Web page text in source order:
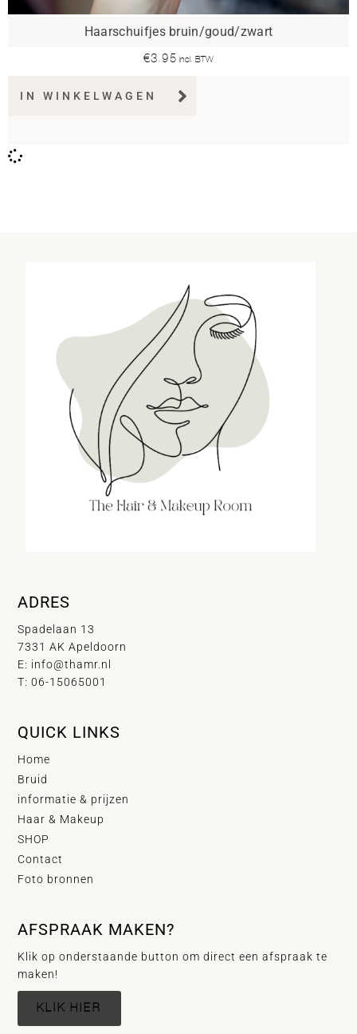
Haarschuifjes bruin/goud/zwart
€3.95 incl. BTW
IN WINKELWAGEN
ADRES
Spadelaan 13
7331 AK Apeldoorn
E: info@thamr.nl
T: 06-15065001
QUICK LINKS
Home
Bruid
informatie & prijzen
Haar & Makeup
SHOP
Contact
Foto bronnen
AFSPRAAK MAKEN?
Klik op onderstaande button om direct een afspraak te
maken!
KLIK HIER